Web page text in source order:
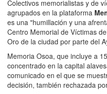
Colectivos memorialistas y de
agrupados en la plataforma
es una "humillación y una
Centro Memorial de Víctimas
Oro de la ciudad por parte del
Memoria Osoa, que incluye a
concentrado en la capital
comunicado en el que se
decisión, también rechazada